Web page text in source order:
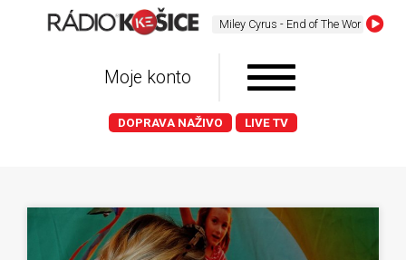
Miley Cyrus - End of The World
Moje konto
DOPRAVA NAŽIVO LIVE TV